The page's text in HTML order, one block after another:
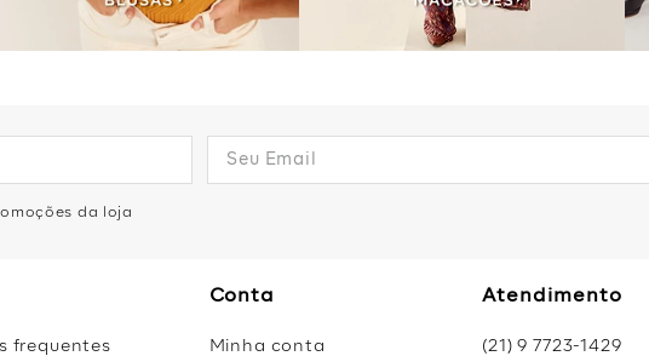
da loja
frequentes
Conta
Minha conta
Atendimento
(21) 9 7723-1429